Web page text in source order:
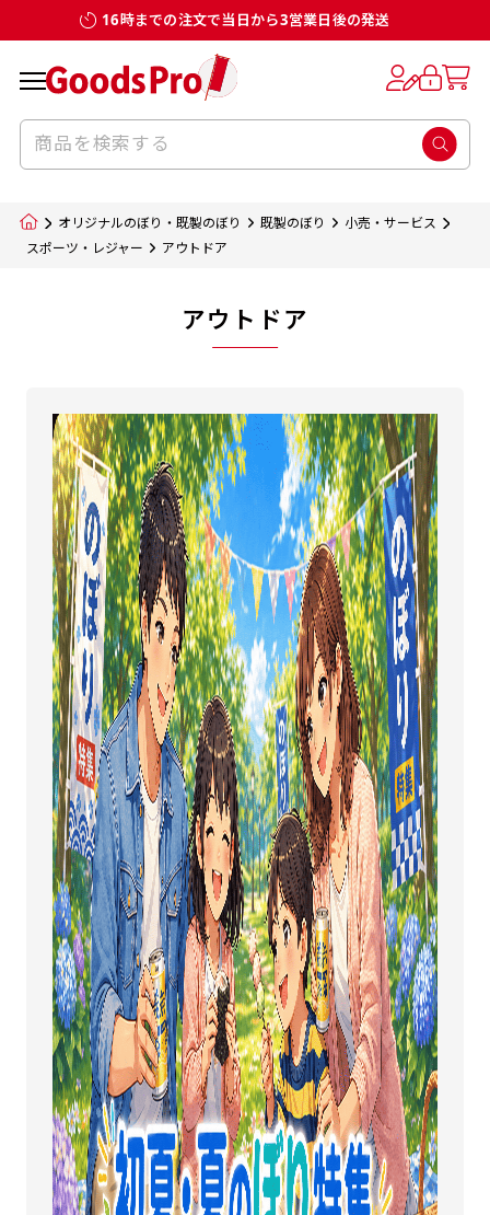
16時までの注文で当日から3営業日後の発送
オリジナルのぼり・既製のぼり 既製のぼり
小売・サービス
スポーツ・レジャー
アウトドア
アウトドア